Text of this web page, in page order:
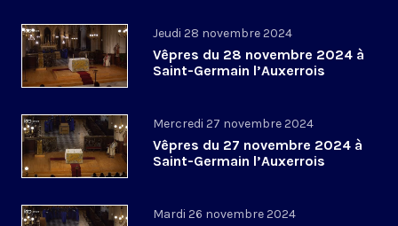
Jeudi 28 novembre 2024
Vêpres du 28 novembre 2024 à
Saint-Germain l’Auxerrois
Mercredi 27 novembre 2024
Vêpres du 27 novembre 2024 à
Saint-Germain l’Auxerrois
Mardi 26 novembre 2024